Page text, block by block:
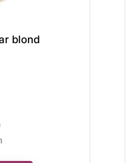
blond